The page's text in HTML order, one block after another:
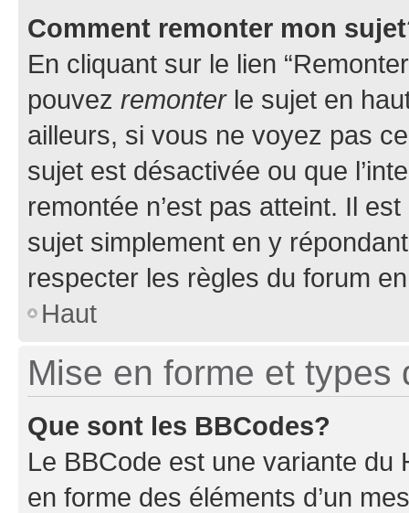
Comment remonter mon
En cliquant sur le lien
pouvez remonterle sujet en
ailleurs, si vous ne voyez pas
sujet est désactivée ou que
remontée n’est pas atteint. Il
sujet simplement en y
respecter les règles du forum
Haut
Mise en forme et types
Que sont les BBCodes?
Le BBCode est une variante du
en forme des éléments d’un